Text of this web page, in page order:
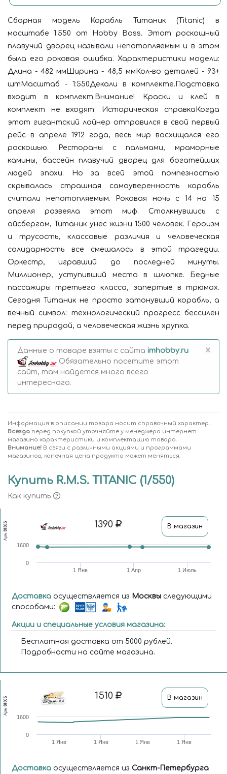
Сборная модель Корабль Титаник (Titanic) в
масштабе 1:550 от Hobby Boss. Этот роскошный
плавучий дворец называли непотопляемым и в этом
была его роковая ошибка. Характеристики модели:
Длина - 482 ммШирина - 48,5 ммКол-во деталей - 93+
штМасштаб - 1:550Декали в комплекте.Подставка
входит в комплект.Внимание! Краски и клей в
комплект не входят. Историческая справкаКогда
этот гигантский лайнер отправился в свой первый
рейс в апреле 1912 года, весь мир восхищался его
роскошью. Рестораны с пальмами, мраморные
камины, бассейн плавучий дворец для богатейших
людей эпохи. Но за всей этой помпезностью
скрывалась страшная самоуверенность корабль
считали непотопляемым. Роковая ночь с 14 на 15
апреля развеяла этот миф. Столкнувшись с
айсбергом, Титаник унес жизни 1500 человек. Героизм
и трусость, классовые различия и человеческая
солидарность все смешалось в этой трагедии.
Оркестр, игравший до последней минуты.
Миллионер, уступивший место в шлюпке. Бедные
пассажиры третьего класса, запертые в трюмах.
Сегодня Титаник не просто затонувший корабль, а
вечный символ: технологический прогресс бессилен
перед природой, а человеческая жизнь хрупка.
Данные о товаре взяты с сайта imhobby.ru
Обязательно посетите этот
сайт, там найдется много всего
интересного.
×
Информация в описании товара носит справочный характер.
Всегда перед покупкой уточняйте у менеджера интернет-
магазина характеристики и комплектацию товара.
Внимание! В связи с различными акциями и программами
магазинов, конечная цена продукта может меняться.
Купить R.M.S. TITANIC (1/550)
Как купить
Арт.
81305 1390 В магазин
1 Янв 1 Апр 1 Июль
0
1600
Доставка осуществляется из Москвы следующими
способами:
Акции и специальные условия магазина:
Бесплатная доставка от 5000 рублей.
Подробности на сайте магазина.
Арт.
81305
1510 В магазин
1 Янв 1 Янв 1 Янв 1 Янв
0
1600
Доставка осуществляется из Санкт-Петербурга